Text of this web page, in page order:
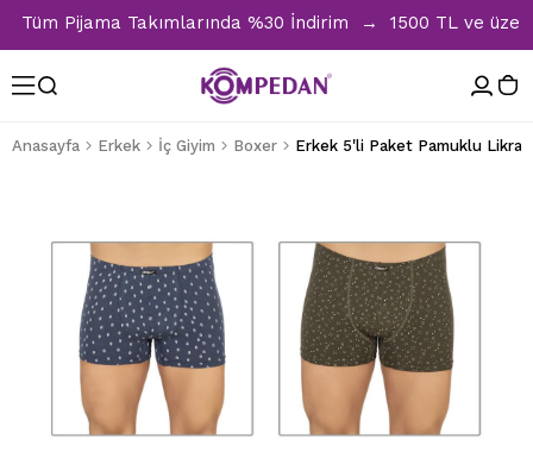
Pijama Takımlarında %30 İndirim → 1500 TL ve üzeri
Anasayfa Erkek İç Giyim Boxer